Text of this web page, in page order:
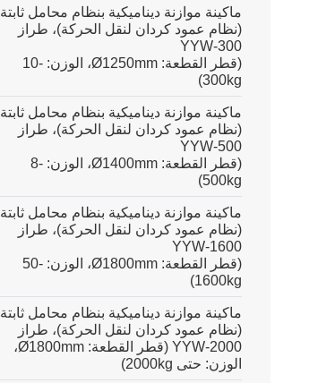
ماكينة موازنة ديناميكية بنظام محامل ثابتة
(نظام عمود كردان لنقل الحركة)، طراز
YYW-300
(قطر القطعة: Ø1250mm، الوزن:
10-
300kg
)
ماكينة موازنة ديناميكية بنظام محامل ثابتة
(نظام عمود كردان لنقل الحركة)، طراز
YYW-500
(قطر القطعة: Ø1400mm، الوزن:
8-
500kg
)
ماكينة موازنة ديناميكية بنظام محامل ثابتة
(نظام عمود كردان لنقل الحركة)، طراز
YYW-1600
(قطر القطعة: Ø1800mm، الوزن:
50-
1600kg
)
ماكينة موازنة ديناميكية بنظام محامل ثابتة
(نظام عمود كردان لنقل الحركة)، طراز
YYW-2000 (قطر القطعة: Ø1800mm،
الوزن: حتى 2000kg)